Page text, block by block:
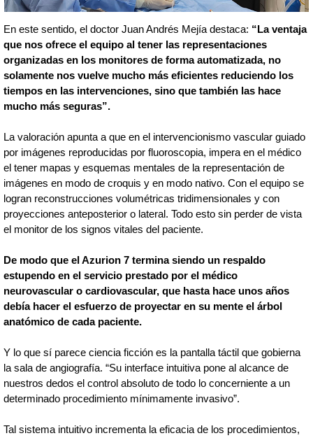
En este sentido, el doctor Juan Andrés Mejía destaca: “La ventaja
que nos ofrece el equipo al tener las representaciones
organizadas en los monitores de forma automatizada, no
solamente nos vuelve mucho más eficientes reduciendo los
tiempos en las intervenciones, sino que también las hace
mucho más seguras”.
La valoración apunta a que en el intervencionismo vascular guiado
por imágenes reproducidas por fluoroscopia, impera en el médico
el tener mapas y esquemas mentales de la representación de
imágenes en modo de croquis y en modo nativo. Con el equipo se
logran reconstrucciones volumétricas tridimensionales y con
proyecciones anteposterior o lateral. Todo esto sin perder de vista
el monitor de los signos vitales del paciente.
De modo que el Azurion 7 termina siendo un respaldo
estupendo en el servicio prestado por el médico
neurovascular o cardiovascular, que hasta hace unos años
debía hacer el esfuerzo de proyectar en su mente el árbol
anatómico de cada paciente.
Y lo que sí parece ciencia ficción es la pantalla táctil que gobierna
la sala de angiografía. “Su interface intuitiva pone al alcance de
nuestros dedos el control absoluto de todo lo concerniente a un
determinado procedimiento mínimamente invasivo”.
Tal sistema intuitivo incrementa la eficacia de los procedimientos,